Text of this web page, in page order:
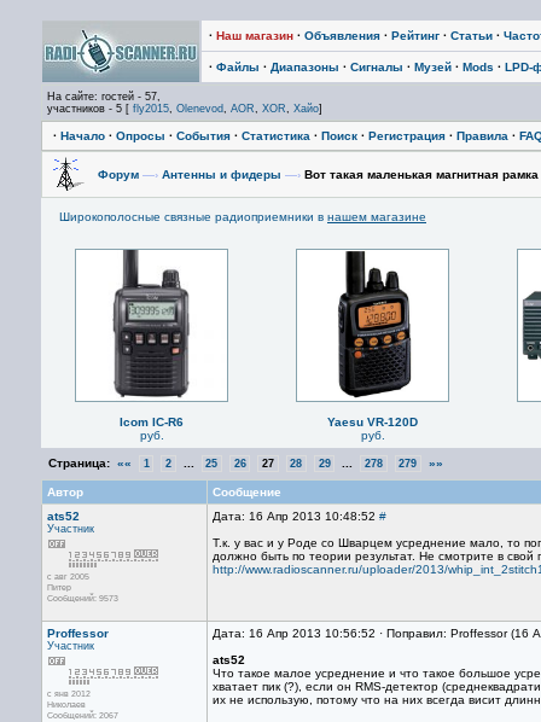
· Наш магазин · Объявления · Рейтинг · Статьи ·
· Файлы · Диапазоны · Сигналы · Музей · Mods · LPD-
На сайте: гостей - 57,
участников - 5 [ fly2015, Olenevod, AOR, XOR, Хайо]
· Начало · Опросы · События · Статистика · Поиск · Регистрация · Правила ·
Форум —› Антенны и фидеры —› Вот такая маленькая магнитная рамка
Широкополосные связные радиоприемники в нашем магазине
Icom IC-R6
руб.
Yaesu VR-120D
руб.
Страница: «« 1 2 25 26 27 28 29 278 279 »»
Автор
Сообщение
ats52
Участник
с авг 2005
Питер
Сообщений: 9573
Дата: 16 Апр 2013 10:48:52 #
Т.к. у вас и у Роде со Шварцем усреднение мало, то
должно быть по теории результат. Не смотрите в
http://www.radioscanner.ru/uploader/2013/
Proffessor
Участник
с янв 2012
Николаев
Сообщений: 2067
Дата: 16 Апр 2013 10:56:52 · Поправил: Proffessor (16
ats52
Что такое малое усреднение и что такое большое
хватает пик (?), если он RMS-детектор
их не использую, потому что на них всегда висит